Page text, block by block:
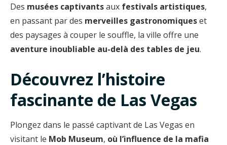
Des musées captivantsaux festivals artistiques,
en passant par des merveilles gastronomiqueset
des paysages à couper le souffle, la ville offre une
aventure inoubliable au-delà des tables de jeu.
Découvrez l’histoire
fascinante de Las Vegas
Plongez dans le passé captivant de Las Vegas en
visitant le Mob Museum, où l’influence de la mafia